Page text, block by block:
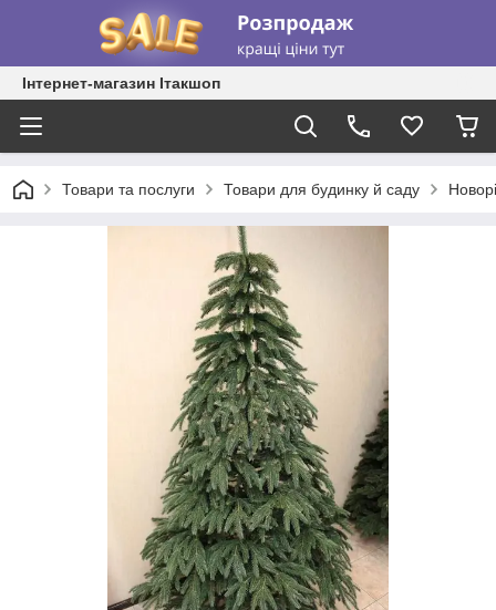
Інтернет-магазин Ітакшоп
Товари та послуги Товари для будинку й саду